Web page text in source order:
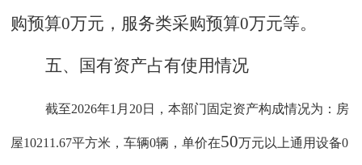
购预算0万元，服务类采购预算0万元等。
五、 国有资产占有使用情况
截至2026年1月20日，本部门固定资产构成情况为：房
屋10211.67平方米，车辆0辆，单价在50万元以上通用设备0